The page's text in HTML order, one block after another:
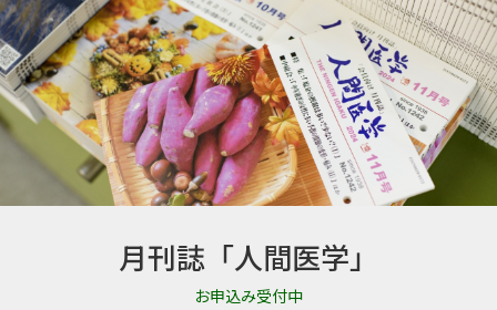
月刊誌「人間医学」
お申込み受付中